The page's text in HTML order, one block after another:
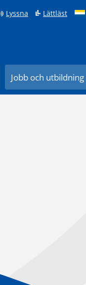
Lyssna Lättläst
Jobb och utbildning